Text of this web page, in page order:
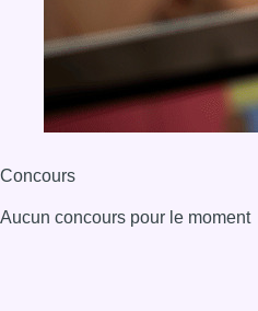
Concours
Aucun concours pour le moment